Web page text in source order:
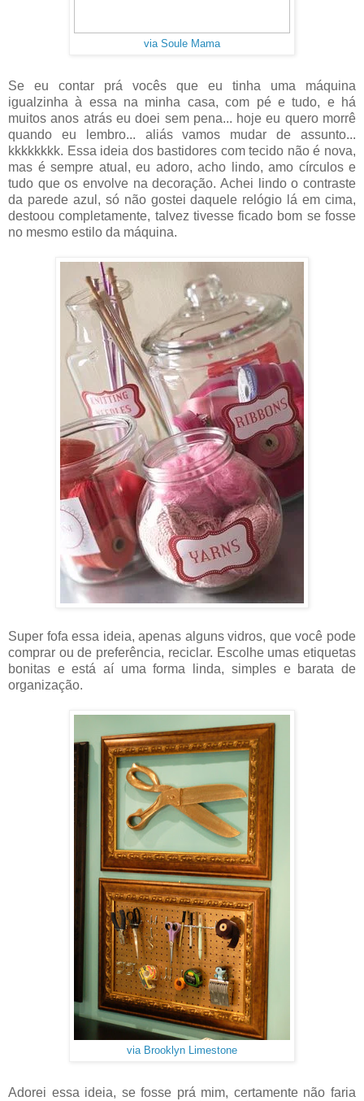
via Soule Mama
Se eu contar prá vocês que eu tinha uma máquina
igualzinha à essa na minha casa, com pé e tudo, e há
muitos anos atrás eu doei sem pena... hoje eu quero morrê
quando eu lembro... aliás vamos mudar de assunto...
kkkkkkkk. Essa ideia dos bastidores com tecido não é nova,
mas é sempre atual, eu adoro, acho lindo, amo círculos e
tudo que os envolve na decoração. Achei lindo o contraste
da parede azul, só não gostei daquele relógio lá em cima,
destoou completamente, talvez tivesse ficado bom se fosse
no mesmo estilo da máquina.
Super fofa essa ideia, apenas alguns vidros, que você pode
comprar ou de preferência, reciclar. Escolhe umas etiquetas
bonitas e está aí uma forma linda, simples e barata de
organização.
via Brooklyn Limestone
Adorei essa ideia, se fosse prá mim, certamente não faria